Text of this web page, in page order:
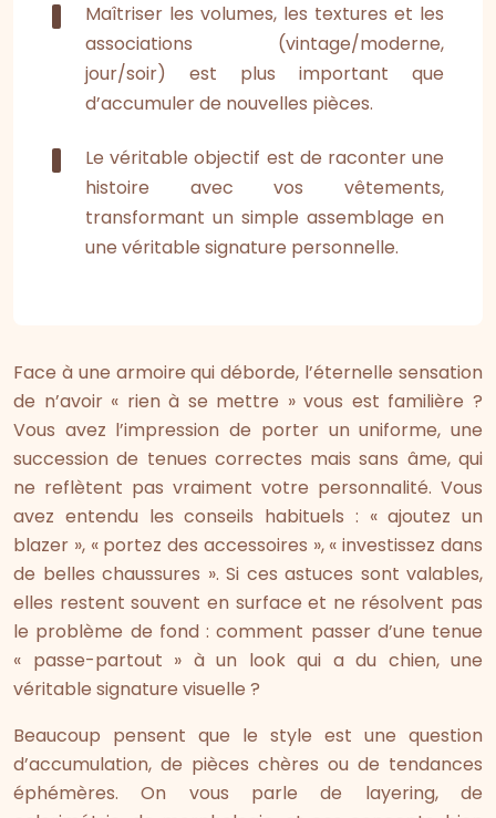
Maîtriser les volumes, les textures et les
associations (vintage/moderne,
jour/soir) est plus important que
d’accumuler de nouvelles pièces.
Le véritable objectif est de raconter une
histoire avec vos vêtements,
transformant un simple assemblage en
une véritable signature personnelle.
Face à une armoire qui déborde, l’éternelle sensation
de n’avoir « rien à se mettre » vous est familière ?
Vous avez l’impression de porter un uniforme, une
succession de tenues correctes mais sans âme, qui
ne reflètent pas vraiment votre personnalité. Vous
avez entendu les conseils habituels : « ajoutez un
blazer », « portez des accessoires », « investissez dans
de belles chaussures ». Si ces astuces sont valables,
elles restent souvent en surface et ne résolvent pas
le problème de fond : comment passer d’une tenue
« passe-partout » à un look qui a du chien, une
véritable signature visuelle ?
Beaucoup pensent que le style est une question
d’accumulation, de pièces chères ou de tendances
éphémères. On vous parle de layering, de